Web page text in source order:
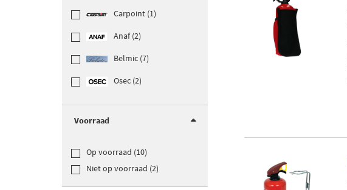
Carpoint (1)
Anaf (2)
Belmic (7)
Osec (2)
Voorraad
Op voorraad (10)
Niet op voorraad (2)